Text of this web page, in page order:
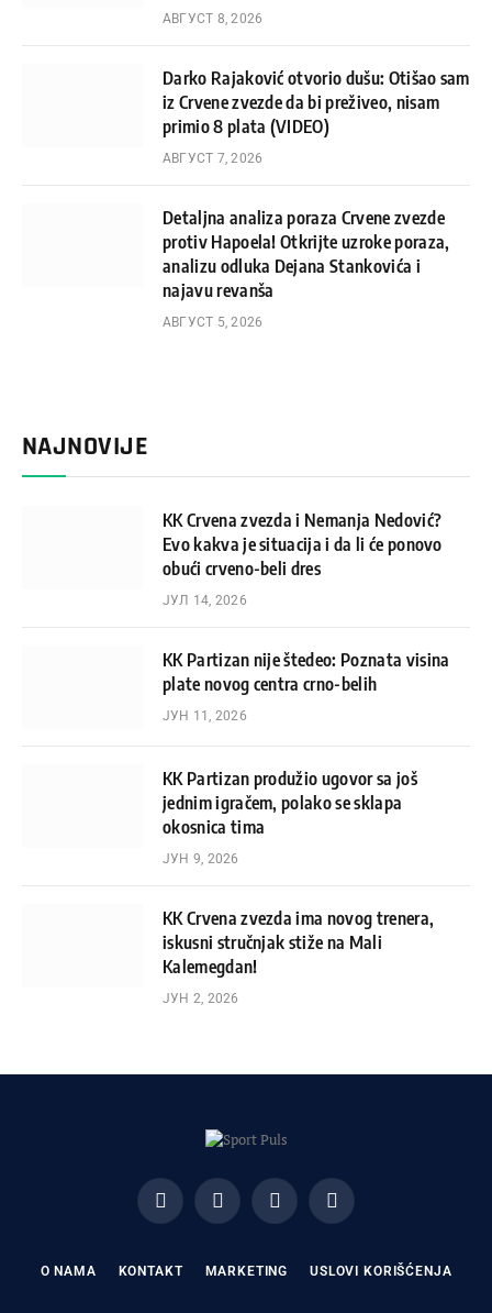
АВГУСТ 8, 2026
Darko Rajaković otvorio dušu: Otišao sam
iz Crvene zvezde da bi preživeo, nisam
primio 8 plata (VIDEO)
АВГУСТ 7, 2026
Detaljna analiza poraza Crvene zvezde
protiv Hapoela! Otkrijte uzroke poraza,
analizu odluka Dejana Stankovića i
najavu revanša
АВГУСТ 5, 2026
NAJNOVIJE
KK Crvena zvezda i Nemanja Nedović?
Evo kakva je situacija i da li će ponovo
obući crveno-beli dres
ЈУЛ 14, 2026
KK Partizan nije štedeo: Poznata visina
plate novog centra crno-belih
ЈУН 11, 2026
KK Partizan produžio ugovor sa još
jednim igračem, polako se sklapa
okosnica tima
ЈУН 9, 2026
KK Crvena zvezda ima novog trenera,
iskusni stručnjak stiže na Mali
Kalemegdan!
ЈУН 2, 2026
FacebookX
(Twitter)
InstagramPinterest
O NAMA KONTAKT MARKETING USLOVI KORIŠĆENJA